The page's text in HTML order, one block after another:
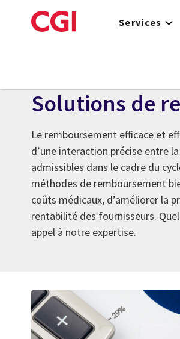
to
Services
Solutions de
Le remboursement efficace et
d’une interaction précise entre
admissibles dans le cadre du
méthodes de remboursement
coûts médicaux, d’améliorer la
rentabilité des fournisseurs.
appel à notre expertise.